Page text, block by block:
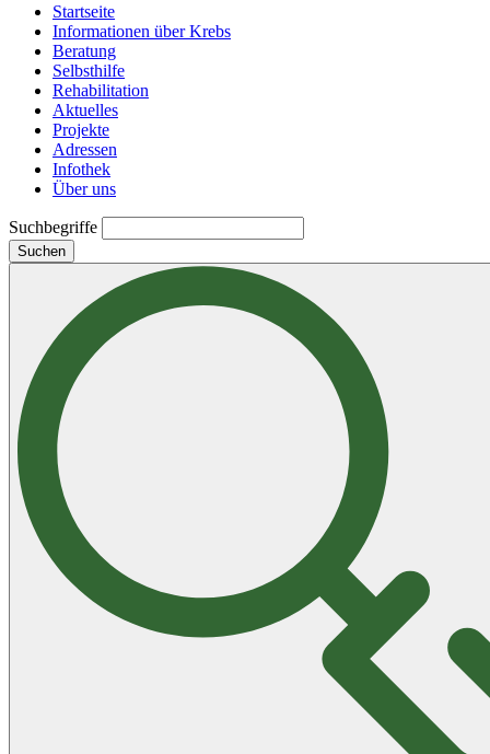
Startseite
Informationen über Krebs
Beratung
Selbsthilfe
Rehabilitation
Aktuelles
Projekte
Adressen
Infothek
Über uns
Suchbegriffe
Suchen